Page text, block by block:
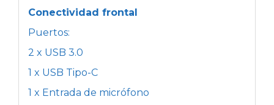
Conectividad frontal
Puertos:
2 x USB 3.0
1 x USB Tipo-C
1 x Entrada de micrófono